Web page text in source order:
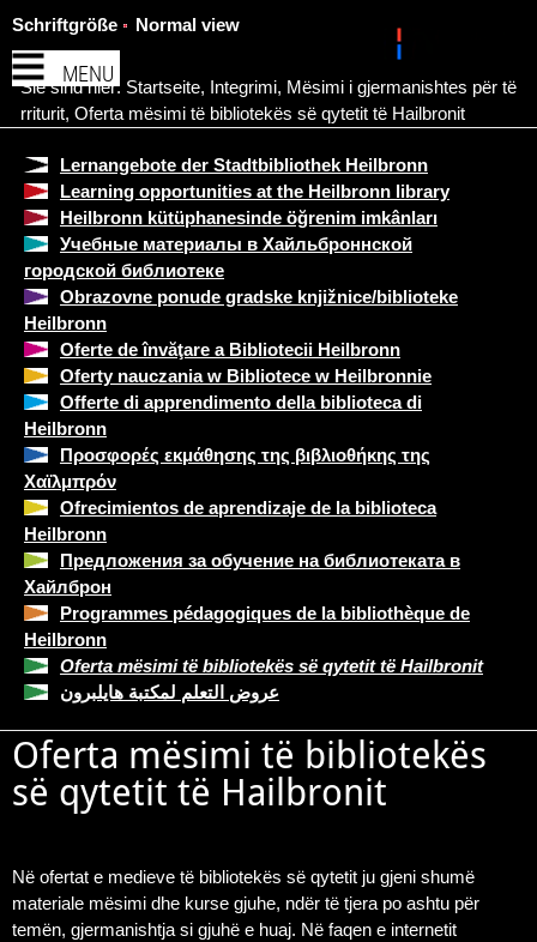
MENU
Schriftgröße Normal view
Sie sind hier: Startseite, Integrimi, Mësimi i gjermanishtes për të
rriturit, Oferta mësimi të bibliotekës së qytetit të Hailbronit
Lernangebote der Stadtbibliothek Heilbronn
Learning opportunities at the Heilbronn library
Heilbronn kütüphanesinde öğrenim imkânları
Учебные материалы в Хайльброннской
городской библиотеке
Obrazovne ponude gradske knjižnice/biblioteke
Heilbronn
Oferte de învăţare a Bibliotecii Heilbronn
Oferty nauczania w Bibliotece w Heilbronnie
Offerte di apprendimento della biblioteca di
Heilbronn
Προσφορές εκμάθησης της βιβλιοθήκης της
Χαϊλμπρόν
Ofrecimientos de aprendizaje de la biblioteca
Heilbronn
Предложения за обучение на библиотеката в
Хайлброн
Programmes pédagogiques de la bibliothèque de
Heilbronn
Oferta mësimi të bibliotekës së qytetit të Hailbronit
عروض التعلم لمكتبة هايلبرون
Oferta mësimi të bibliotekës
së qytetit të Hailbronit
Në ofertat e medieve të bibliotekës së qytetit ju gjeni shumë
materiale mësimi dhe kurse gjuhe, ndër të tjera po ashtu për
temën, gjermanishtja si gjuhë e huaj. Në faqen e internetit